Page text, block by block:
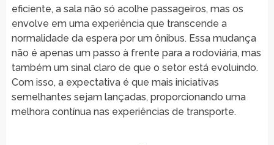
eficiente, a sala não só acolhe passageiros, mas os
envolve em uma experiência que transcende a
normalidade da espera por um ônibus. Essa mudança
não é apenas um passo à frente para a rodoviária, mas
também um sinal claro de que o setor está evoluindo.
Com isso, a expectativa é que mais iniciativas
semelhantes sejam lançadas, proporcionando uma
melhora contínua nas experiências de transporte.